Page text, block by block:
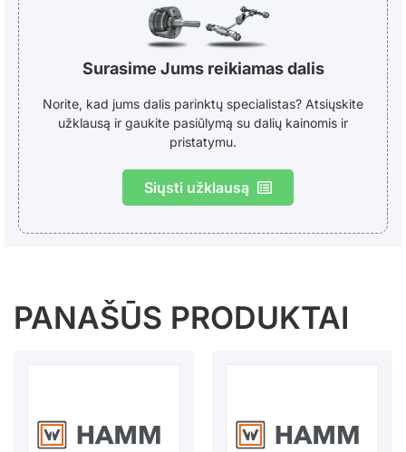
Surasime Jums reikiamas dalis
Norite, kad jums dalis parinktų specialistas? Atsiųskite
užklausą ir gaukite pasiūlymą su dalių kainomis ir
pristatymu.
Siųsti užklausą
PANAŠŪS PRODUKTAI